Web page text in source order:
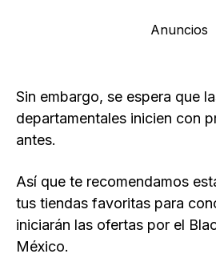
Anuncios
Sin embargo, se espera que
departamentales inicien con
antes.
Así que te recomendamos
tus tiendas favoritas para
iniciarán las ofertas por el
México.